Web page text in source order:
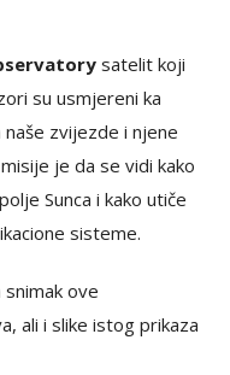
satelit koji
su usmjereni ka
naše zvijezde i njene
je da se vidi kako
Sunca i kako utiče
sisteme.
ove
ali i slike istog prikaza